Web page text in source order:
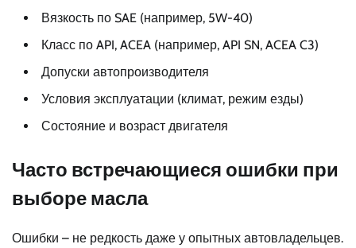
Вязкость по SAE (например, 5W-40)
Класс по API, ACEA (например, API SN, ACEA C3)
Допуски автопроизводителя
Условия эксплуатации (климат, режим езды)
Состояние и возраст двигателя
Часто встречающиеся ошибки при
выборе масла
Ошибки – не редкость даже у опытных автовладельцев.